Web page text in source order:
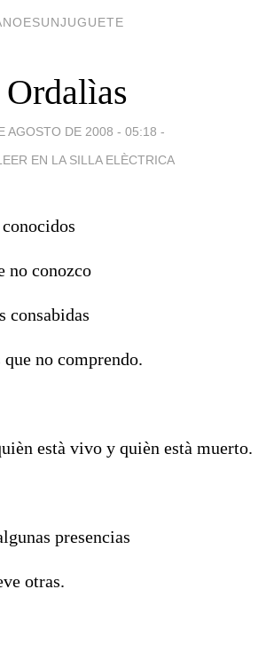
Ordalìas
AGOSTO DE 2008 - 05:18 -
EN LA SILLA ELÈCTRICA
no conozco
consabidas
no comprendo.
està vivo y quièn està muerto.
presencias
otras.